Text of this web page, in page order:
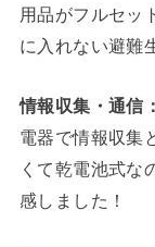
用品がフルセッ
に入れない避難
情報収集・通信：
電器で情報収集
くて乾電池式な
感しました！